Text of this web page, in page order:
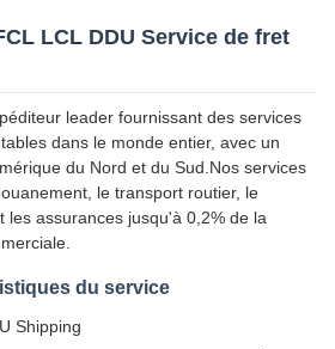
LCL DDU Service de fret
leader fournissant des services
dans le monde entier, avec un
du Nord et du Sud.Nos services
le transport routier, le
les assurances jusqu'à 0,2% de la
du service
Shipping